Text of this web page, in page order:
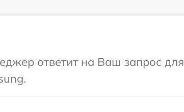
ответит на Ваш запрос для